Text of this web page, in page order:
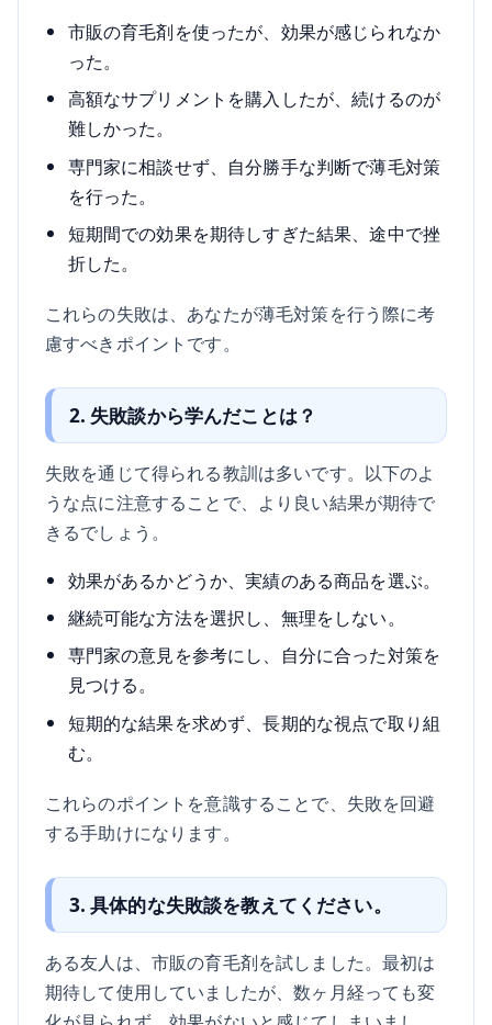
市販の育毛剤を使ったが、効果が感じられなか
った。
高額なサプリメントを購入したが、続けるのが
難しかった。
専門家に相談せず、自分勝手な判断で薄毛対策
を行った。
短期間での効果を期待しすぎた結果、途中で挫
折した。
これらの失敗は、あなたが薄毛対策を行う際に考
慮すべきポイントです。
2. 失敗談から学んだことは？
失敗を通じて得られる教訓は多いです。以下のよ
うな点に注意することで、より良い結果が期待で
きるでしょう。
効果があるかどうか、実績のある商品を選ぶ。
継続可能な方法を選択し、無理をしない。
専門家の意見を参考にし、自分に合った対策を
見つける。
短期的な結果を求めず、長期的な視点で取り組
む。
これらのポイントを意識することで、失敗を回避
する手助けになります。
3. 具体的な失敗談を教えてください。
ある友人は、市販の育毛剤を試しました。最初は
期待して使用していましたが、数ヶ月経っても変